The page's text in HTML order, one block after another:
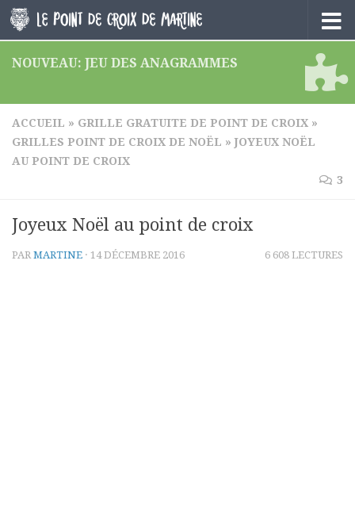
Skip to content
NOUVEAU: JEU DES ANAGRAMMES
ACCUEIL » GRILLE GRATUITE DE POINT DE CROIX »
GRILLES POINT DE CROIX DE NOËL » JOYEUX NOËL
AU POINT DE CROIX
3
Joyeux Noël au point de croix
PAR MARTINE · 14 DÉCEMBRE 2016 6 608 LECTURES